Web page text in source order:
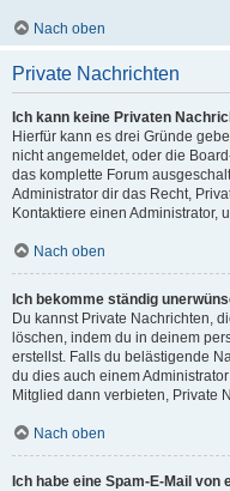
Nach oben
Private Nachrichten
Ich kann keine Privaten
Hierfür kann es drei Gründe
nicht angemeldet, oder die
das komplette Forum
Administrator dir das Recht,
Kontaktiere einen Administrator,
Nach oben
Ich bekomme ständig
Du kannst Private Nachrichten,
löschen, indem du in deinem
erstellst. Falls du belästigende
du dies auch einem
Mitglied dann verbieten, Private
Nach oben
Ich habe eine Spam-E-Mail